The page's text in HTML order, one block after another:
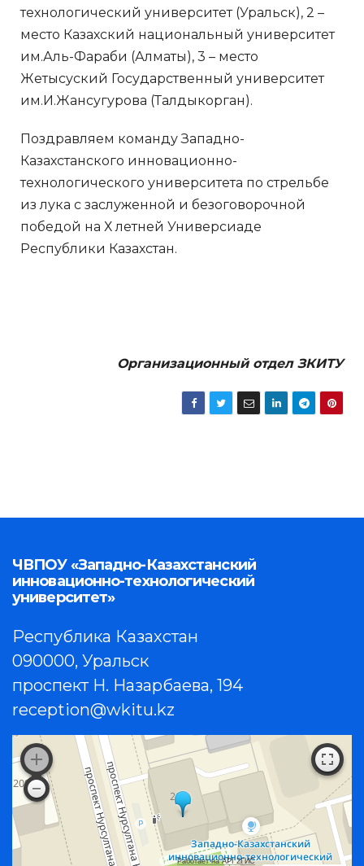
технологический университет (Уральск), 2 –
место Казахский национальный университет
им.Аль-Фараби (Алматы), 3 – место
Жетысуский Государственный университет
им.И.Жансугурова (Талдыкорган).
Поздравляем команду Западно-
Казахстанского инновационно-
технологического университета по стрельбе
из лука с заслуженной и безоговорочной
победой на Х летней Универсиаде
Республики Казахстан.
Организационный отдел ЗКИТУ
ЧВПОУ «Западно-Казахстанский
инновационно-технологический
университет»
Республика Казахстан
090000, Уральск
проспект Н. Назарбаева, 194
reception@wkitu.kz
Работает на API 2ГИС